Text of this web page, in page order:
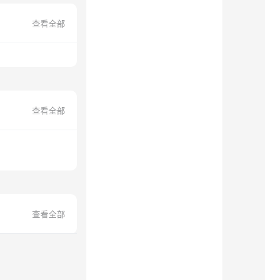
查看全部
查看全部
查看全部